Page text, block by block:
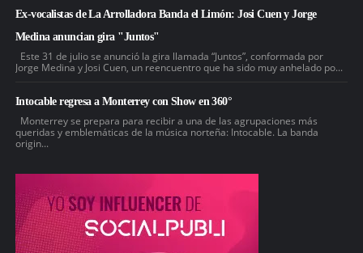
Ex-vocalistas de La Arrolladora Banda el Limón: Josi Cuen y Jorge
Medina anuncian gira "Juntos"
Este 31 de julio se anunció la gira llamada “Juntos”, conformada por
Jorge Medina y Josi Cuen, un reencuentro que ha sido muy anhelado po...
Intocable regresa a Monterrey con Show en 360°
Monterrey se prepara para recibir a una de las agrupaciones más
queridas y emblemáticas de la música norteña: Intocable. La banda
origin...